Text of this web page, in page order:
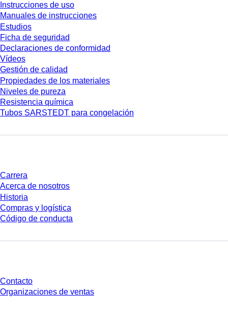
Instrucciones de uso
Manuales de instrucciones
Estudios
Ficha de seguridad
Declaraciones de conformidad
Vídeos
Gestión de calidad
Propiedades de los materiales
Niveles de pureza
Resistencia química
Tubos SARSTEDT para congelación
Carrera
Acerca de nosotros
Historia
Compras y logística
Código de conducta
Contacto
Organizaciones de ventas